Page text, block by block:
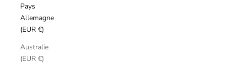
Pays
Allemagne
(EUR €)
Australie
(EUR €)